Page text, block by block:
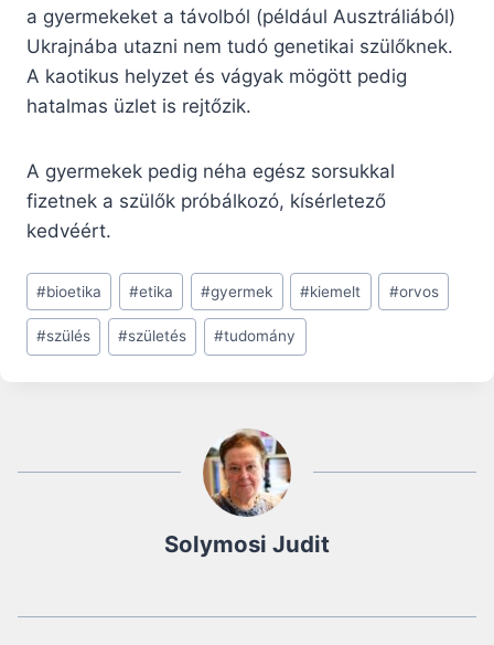
a gyermekeket a távolból (például Ausztráliából)
Ukrajnába utazni nem tudó genetikai szülőknek.
A kaotikus helyzet és vágyak mögött pedig
hatalmas üzlet is rejtőzik.
A gyermekek pedig néha egész sorsukkal
fizetnek a szülők próbálkozó, kísérletező
kedvéért.
Post
Tags:
#bioetika #etika #gyermek #kiemelt #orvos
#szülés #születés #tudomány
Solymosi Judit